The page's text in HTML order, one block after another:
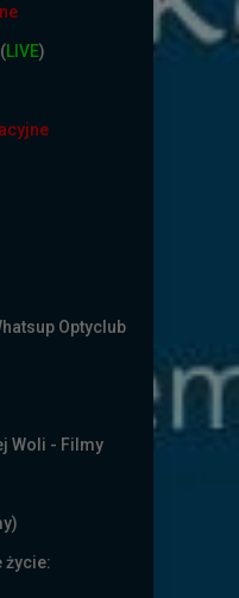
LIVE)
Woli - Filmy
życie: